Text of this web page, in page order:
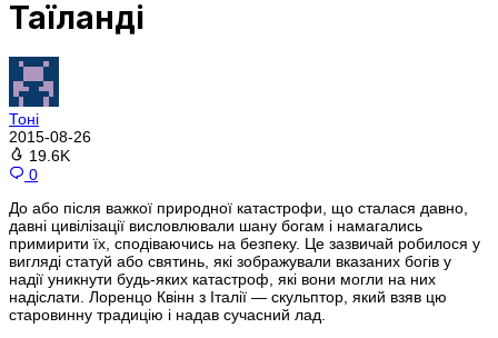
Таїланді
Тоні
2015-08-26
19.6K
0
До або після важкої природної катастрофи, що сталася давно,
давні цивілізації висловлювали шану богам і намагались
примирити їх, сподіваючись на безпеку. Це зазвичай робилося у
вигляді статуй або святинь, які зображували вказаних богів у
надії уникнути будь-яких катастроф, які вони могли на них
надіслати. Лоренцо Квінн з Італії — скульптор, який взяв цю
старовинну традицію і надав сучасний лад.